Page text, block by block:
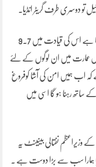
تو دوسری طرف گریٹر انڈیا۔
نریندر مودی جسے گجرات کا قصاب بھی کہا جاتا ہے اس کی قیادت میں 9.7
عمارت میں ان لوگوں کے لئے
اب ہمیں امن کی آشا کوفروغ
ساتھ رہنا ہو گا اسی میں
نفتالی بینینٹ یہ
ہمارا سب سے بڑا دوست ہے ۔